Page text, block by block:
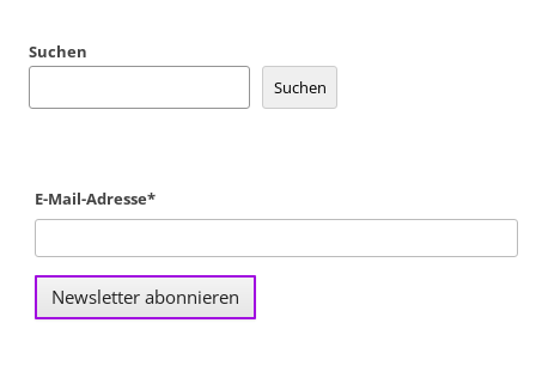
Suchen
Suchen
E-Mail-Adresse*